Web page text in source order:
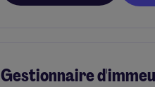
Gestionnaire